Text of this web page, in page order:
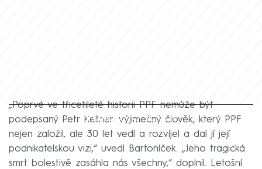
Failed to fetch
„Poprvé ve třicetileté historii PPF nemůže být
podepsaný Petr Kellner: výjimečný člověk, který PPF
nejen založil, ale 30 let vedl a rozvíjel a dal jí její
podnikatelskou vizi,“ uvedl Bartoníček. „Jeho tragická
smrt bolestivě zasáhla nás všechny,“ doplnil. Letošní